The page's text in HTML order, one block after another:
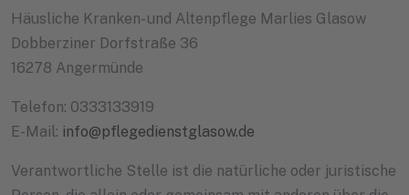
Häusliche Kranken- und Altenpflege Marlies Glasow
Dobberziner Dorfstraße 36
16278 Angermünde
Telefon: 0333133919
E-Mail: info@pflegedienstglasow.de
Verantwortliche Stelle ist die natürliche oder juristische